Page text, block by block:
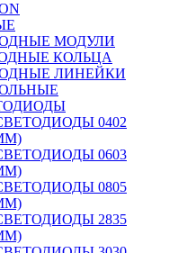
МОДУЛИ
КОЛЬЦА
ЛИНЕЙКИ
0402
0603
0805
2835